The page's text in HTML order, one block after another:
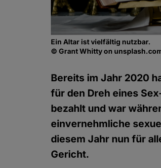
Ein Altar ist vielfältig nutzbar.
© Grant Whitty on
Bereits im Jahr 2020
für den Dreh eines
bezahlt und war
einvernehmliche
diesem Jahr nun für
Gericht.